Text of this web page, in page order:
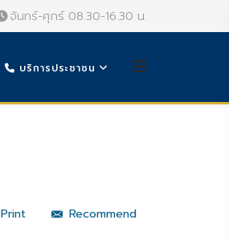
จันทร์-ศุกร์ 08.30-16.30 น.
บริการประชาชน
Print Recommend